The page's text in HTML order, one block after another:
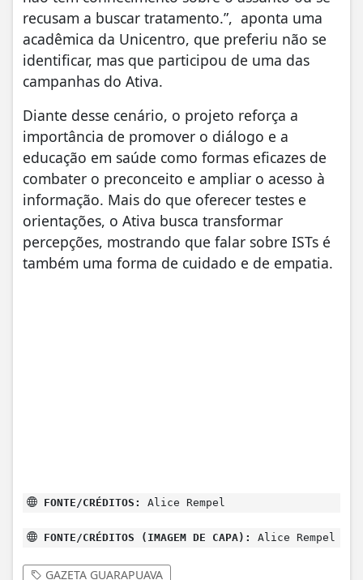
recusam a buscar tratamento.”, aponta uma
acadêmica da Unicentro, que preferiu não se
identificar, mas que participou de uma das
campanhas do Ativa.
Diante desse cenário, o projeto reforça a
importância de promover o diálogo e a
educação em saúde como formas eficazes de
combater o preconceito e ampliar o acesso à
informação. Mais do que oferecer testes e
orientações, o Ativa busca transformar
percepções, mostrando que falar sobre ISTs é
também uma forma de cuidado e de empatia.
FONTE/CRÉDITOS: Alice Rempel
FONTE/CRÉDITOS (IMAGEM DE CAPA): Alice Rempel
GAZETA GUARAPUAVA